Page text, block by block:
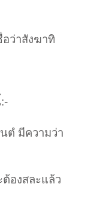
ว่าสังฆาทิ
ตํ มีความว่า
องสละแล้ว